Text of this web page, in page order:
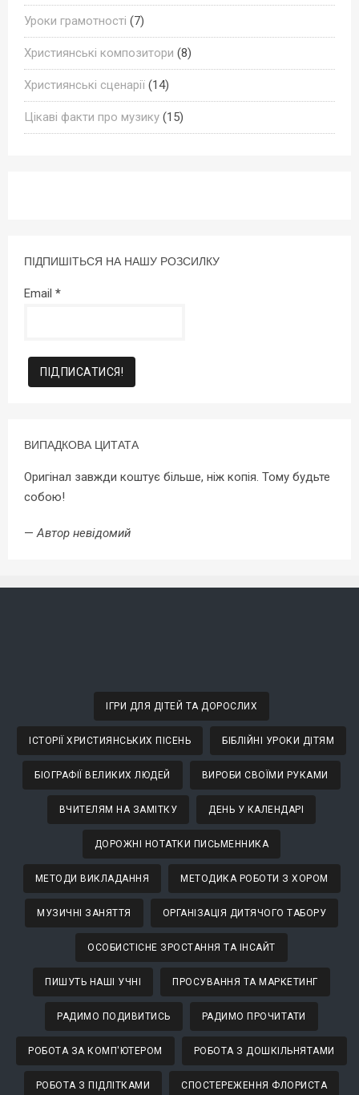
Уроки грамотності (7)
Християнські композитори (8)
Християнські сценарії (14)
Цікаві факти про музику (15)
ПІДПИШІТЬСЯ НА НАШУ РОЗСИЛКУ
Email *
ВИПАДКОВА ЦИТАТА
Оригінал завжди коштує більше, ніж копія. Тому будьте
собою!
—Автор невідомий
ІГРИ ДЛЯ ДІТЕЙ ТА ДОРОСЛИХ
ІСТОРІЇ ХРИСТИЯНСЬКИХ ПІСЕНЬ БІБЛІЙНІ УРОКИ ДІТЯМ
БІОГРАФІЇ ВЕЛИКИХ ЛЮДЕЙ ВИРОБИ СВОЇМИ РУКАМИ
ВЧИТЕЛЯМ НА ЗАМІТКУ ДЕНЬ У КАЛЕНДАРІ
ДОРОЖНІ НОТАТКИ ПИСЬМЕННИКА
МЕТОДИ ВИКЛАДАННЯ МЕТОДИКА РОБОТИ З ХОРОМ
МУЗИЧНІ ЗАНЯТТЯ ОРГАНІЗАЦІЯ ДИТЯЧОГО ТАБОРУ
ОСОБИСТІСНЕ ЗРОСТАННЯ ТА ІНСАЙТ
ПИШУТЬ НАШІ УЧНІ ПРОСУВАННЯ ТА МАРКЕТИНГ
РАДИМО ПОДИВИТИСЬ РАДИМО ПРОЧИТАТИ
РОБОТА ЗА КОМП'ЮТЕРОМ РОБОТА З ДОШКІЛЬНЯТАМИ
РОБОТА З ПІДЛІТКАМИ СПОСТЕРЕЖЕННЯ ФЛОРИСТА